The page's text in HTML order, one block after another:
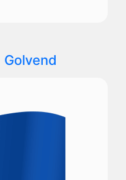
Golvend